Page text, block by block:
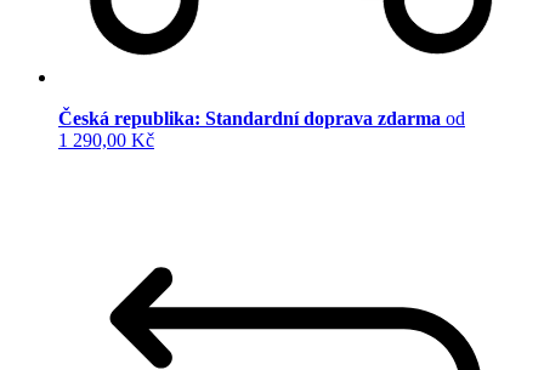
Česká republika: Standardní doprava zdarma od
1 290,00 Kč